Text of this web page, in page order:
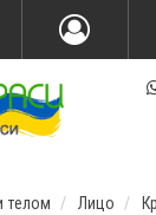
телом Лицо